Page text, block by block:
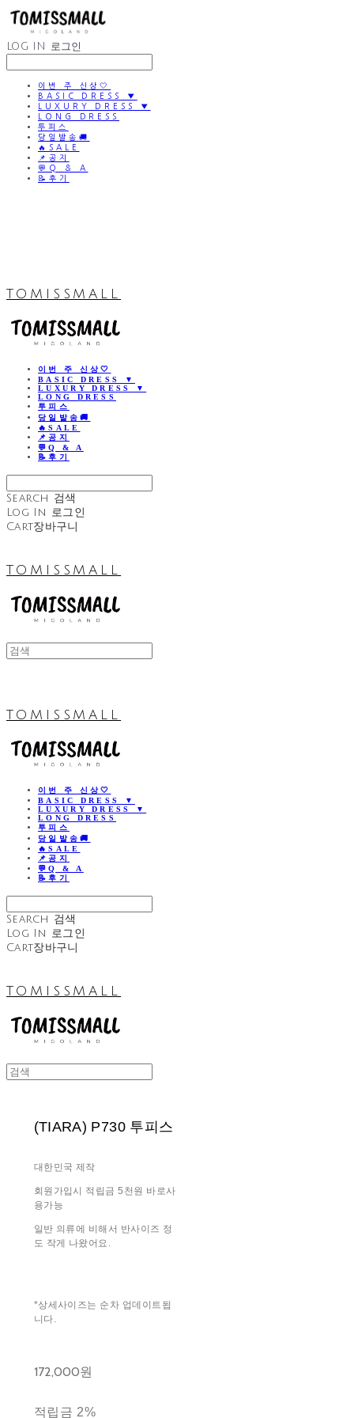
LOG IN 로그인
이번 주 신상🤍
BASIC DRESS ▼
LUXURY DRESS ▼
LONG DRESS
투피스
당일발송🚚
🔥SALE
📌공지
💬Q & A
📝후기
TOMISSMALL
이번 주 신상🤍
BASIC DRESS ▼
LUXURY DRESS ▼
LONG DRESS
투피스
당일발송🚚
🔥SALE
📌공지
💬Q & A
📝후기
Search 검색
Log In 로그인
Cart장바구니
TOMISSMALL
TOMISSMALL
이번 주 신상🤍
BASIC DRESS ▼
LUXURY DRESS ▼
LONG DRESS
투피스
당일발송🚚
🔥SALE
📌공지
💬Q & A
📝후기
Search 검색
Log In 로그인
Cart장바구니
TOMISSMALL
(TIARA) P730 투피스
대한민국 제작
회원가입시 적립금 5천원 바로사
용가능
일반 의류에 비해서 반사이즈 정
도 작게 나왔어요.
*상세사이즈는 순차 업데이트됩
니다.
172,000원
적립금 2%